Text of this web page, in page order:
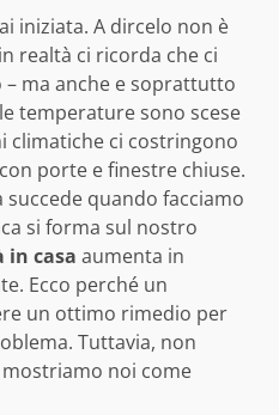
iniziata. A dircelo non è
realtà ci ricorda che ci
ma anche e soprattutto
temperature sono scese
climatiche ci costringono
porte e finestre chiuse.
quando facciamo
si forma sul nostro
in casa aumenta in
Ecco perché un
un ottimo rimedio per
Tuttavia, non
noi come